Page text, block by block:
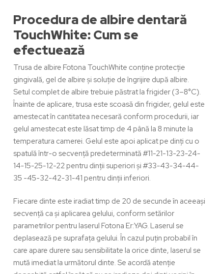
Procedura de albire dentară
TouchWhite: Cum se
efectuează
Trusa de albire Fotona TouchWhite conține protecție
gingivală, gel de albire și soluție de îngrijire după albire.
Setul complet de albire trebuie păstrat la frigider (3–8°C).
Înainte de aplicare, trusa este scoasă din frigider, gelul este
amestecat în cantitatea necesară conform procedurii, iar
gelul amestecat este lăsat timp de 4 până la 8 minute la
temperatura camerei. Gelul este apoi aplicat pe dinți cu o
spatulă într-o secvență predeterminată #11-21-13-23-24-
14-15-25-12-22 pentru dinții superiori și #33-43-34-44-
35 -45-32-42-31-41 pentru dinții inferiori.
Fiecare dinte este iradiat timp de 20 de secunde în aceeași
secvență ca și aplicarea gelului, conform setărilor
parametrilor pentru laserul Fotona Er:YAG. Laserul se
deplasează pe suprafața gelului. În cazul puțin probabil în
care apare durere sau sensibilitate la orice dinte, laserul se
mută imediat la următorul dinte. Se acordă atenție